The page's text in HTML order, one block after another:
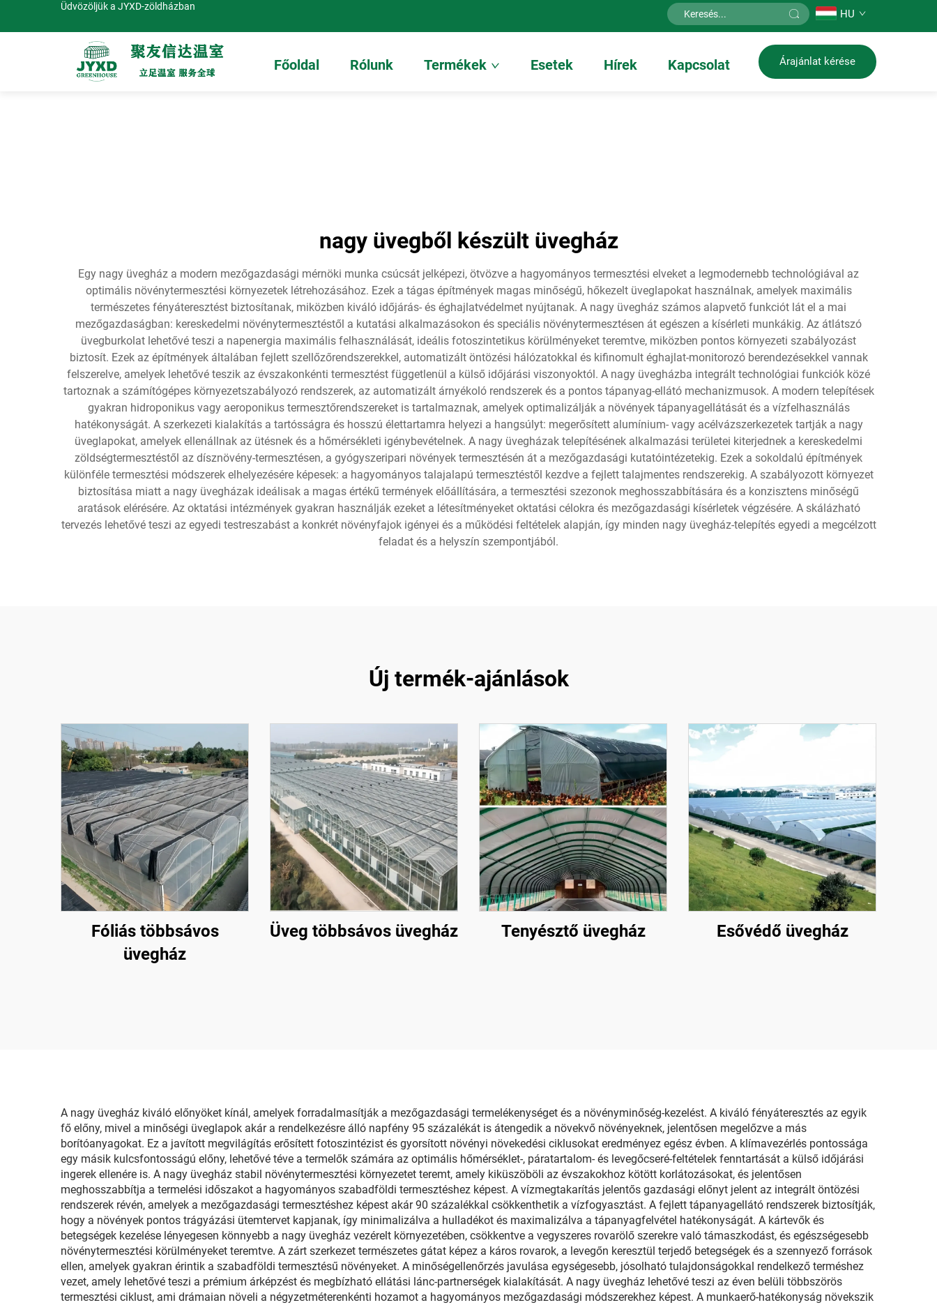
Üdvözöljük a JYXD-zöldházban
HU
Főoldal Rólunk Termékek Esetek Hírek Kapcsolat Árajánlat kérése
nagy üvegből készült üvegház
Egy nagy üvegház a modern mezőgazdasági mérnöki munka csúcsát jelképezi, ötvözve a hagyományos termesztési elveket a legmodernebb technológiával az
optimális növénytermesztési környezetek létrehozásához. Ezek a tágas építmények magas minőségű, hőkezelt üveglapokat használnak, amelyek maximális
természetes fényáteresztést biztosítanak, miközben kiváló időjárás- és éghajlatvédelmet nyújtanak. A nagy üvegház számos alapvető funkciót lát el a mai
mezőgazdaságban: kereskedelmi növénytermesztéstől a kutatási alkalmazásokon és speciális növénytermesztésen át egészen a kísérleti munkákig. Az átlátszó
üvegburkolat lehetővé teszi a napenergia maximális felhasználását, ideális fotoszintetikus körülményeket teremtve, miközben pontos környezeti szabályozást
biztosít. Ezek az építmények általában fejlett szellőzőrendszerekkel, automatizált öntözési hálózatokkal és kifinomult éghajlat-monitorozó berendezésekkel vannak
felszerelve, amelyek lehetővé teszik az évszakonkénti termesztést függetlenül a külső időjárási viszonyoktól. A nagy üvegházba integrált technológiai funkciók közé
tartoznak a számítógépes környezetszabályozó rendszerek, az automatizált árnyékoló rendszerek és a pontos tápanyag-ellátó mechanizmusok. A modern telepítések
gyakran hidroponikus vagy aeroponikus termesztőrendszereket is tartalmaznak, amelyek optimalizálják a növények tápanyagellátását és a vízfelhasználás
hatékonyságát. A szerkezeti kialakítás a tartósságra és hosszú élettartamra helyezi a hangsúlyt: megerősített alumínium- vagy acélvázszerkezetek tartják a nagy
üveglapokat, amelyek ellenállnak az ütésnek és a hőmérsékleti igénybevételnek. A nagy üvegházak telepítésének alkalmazási területei kiterjednek a kereskedelmi
zöldségtermesztéstől az dísznövény-termesztésen, a gyógyszeripari növények termesztésén át a mezőgazdasági kutatóintézetekig. Ezek a sokoldalú építmények
különféle termesztési módszerek elhelyezésére képesek: a hagyományos talajalapú termesztéstől kezdve a fejlett talajmentes rendszerekig. A szabályozott környezet
biztosítása miatt a nagy üvegházak ideálisak a magas értékű termények előállítására, a termesztési szezonok meghosszabbítására és a konzisztens minőségű
aratások elérésére. Az oktatási intézmények gyakran használják ezeket a létesítményeket oktatási célokra és mezőgazdasági kísérletek végzésére. A skálázható
tervezés lehetővé teszi az egyedi testreszabást a konkrét növényfajok igényei és a működési feltételek alapján, így minden nagy üvegház-telepítés egyedi a megcélzott
feladat és a helyszín szempontjából.
Új termék-ajánlások
Fóliás többsávos
üvegház
Üveg többsávos üvegház Tenyésztő üvegház Esővédő üvegház
A nagy üvegház kiváló előnyöket kínál, amelyek forradalmasítják a mezőgazdasági termelékenységet és a növényminőség-kezelést. A kiváló fényáteresztés az egyik
fő előny, mivel a minőségi üveglapok akár a rendelkezésre álló napfény 95 százalékát is átengedik a növekvő növényeknek, jelentősen megelőzve a más
borítóanyagokat. Ez a javított megvilágítás erősített fotoszintézist és gyorsított növényi növekedési ciklusokat eredményez egész évben. A klímavezérlés pontossága
egy másik kulcsfontosságú előny, lehetővé téve a termelők számára az optimális hőmérséklet-, páratartalom- és levegőcseré-feltételek fenntartását a külső időjárási
ingerek ellenére is. A nagy üvegház stabil növénytermesztési környezetet teremt, amely kiküszöböli az évszakokhoz kötött korlátozásokat, és jelentősen
meghosszabbítja a termelési időszakot a hagyományos szabadföldi termesztéshez képest. A vízmegtakarítás jelentős gazdasági előnyt jelent az integrált öntözési
rendszerek révén, amelyek a mezőgazdasági termesztéshez képest akár 90 százalékkal csökkenthetik a vízfogyasztást. A fejlett tápanyagellátó rendszerek biztosítják,
hogy a növények pontos trágyázási ütemtervet kapjanak, így minimalizálva a hulladékot és maximalizálva a tápanyagfelvétel hatékonyságát. A kártevők és
betegségek kezelése lényegesen könnyebb a nagy üvegház vezérelt környezetében, csökkentve a vegyszeres rovarölő szerekre való támaszkodást, és egészségesebb
növénytermesztési körülményeket teremtve. A zárt szerkezet természetes gátat képez a káros rovarok, a levegőn keresztül terjedő betegségek és a szennyező források
ellen, amelyek gyakran érintik a szabadföldi termesztésű növényeket. A minőségellenőrzés javulása egységesebb, jósolható tulajdonságokkal rendelkező terméshez
vezet, amely lehetővé teszi a prémium árképzést és megbízható ellátási lánc-partnerségek kialakítását. A nagy üvegház lehetővé teszi az éven belüli többszörös
termesztési ciklust, ami drámaian növeli a négyzetméterenkénti hozamot a hagyományos mezőgazdasági módszerekhez képest. A munkaerő-hatékonyság növekszik